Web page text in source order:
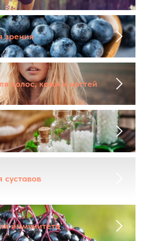
зрения
волос, кожи и ногтей
суставов
иммунитета